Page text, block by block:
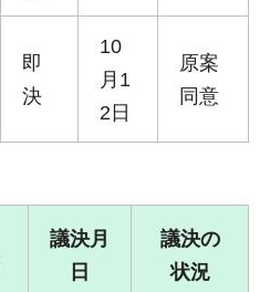
即
決
10
月1
2日
原案
同意
議決月
日
議決の
状況